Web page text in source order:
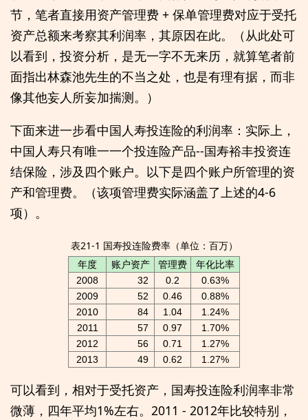
节，笔者直接用资产管理费 + 保单管理费对应于受托
资产总额来考察其利润率，其原因在此。（从此处可
以看到，投资分析，是无一字不无来历，就算笔者前
面指出林森池先生的不当之处，也是有理有据，而非
像其他妄人所妄加揣测。）
下面来进一步看中国人寿投连险的利润率：实际上，
中国人寿只有唯一一个投连险产品--国寿裕丰投资连
结保险，涉及四个账户。以下是四个账户所管理的资
产和管理费。（该项管理费实际涵盖了上述的4-6
项）。
表21-1 国寿投连险费率（单位：百万）
年度
账户资产 管理费 年化比率
2008 32 0.2
0.63%
2009
52 0.46
0.88%
2010
84 1.04
1.24%
2011
57 0.97
1.70%
2012
56 0.71
1.27%
2013
49 0.62 1.27%
可以看到，相对于受托资产，国寿投连险利润率非常
微薄，四年平均1%左右。2011 - 2012年比较特别，